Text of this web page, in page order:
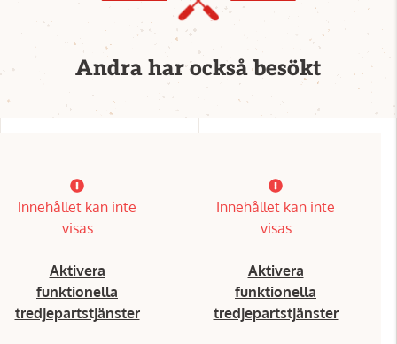
Andra har också besökt
Innehållet kan inte
visas
Aktivera
funktionella
tredjepartstjänster
Innehållet kan inte
visas
Aktivera
funktionella
tredjepartstjänster